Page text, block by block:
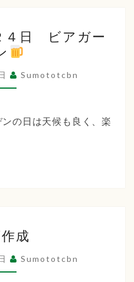
０
２
６
年
月
ー
ン
４日 ビアガー
Sumototcbn
ンの日は天候も良く、楽
画
作
成
成
Sumototcbn